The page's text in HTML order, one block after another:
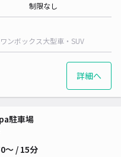
制限なし
ワンボックス大型車・SUV
詳細へ
駐車場
〜 / 15分